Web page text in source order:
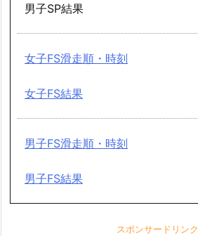
男子SP結果
女子FS滑走順・時刻
女子FS結果
男子FS滑走順・時刻
男子FS結果
スポンサードリンク